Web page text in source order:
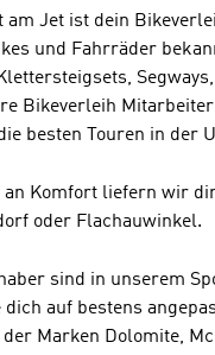
am Jet ist dein
und Fahrräder
Bikeverleih
besten Touren in der
an Komfort liefern wir
oder Flachauwinkel.
sind in unserem
auf bestens
Marken Dolomite,